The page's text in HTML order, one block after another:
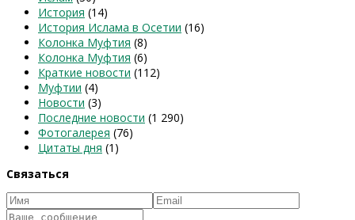
История (14)
История Ислама в Осетии (16)
Колонка Муфтия (8)
Колонка Муфтия (6)
Краткие новости (112)
Муфтии (4)
Новости (3)
Последние новости (1 290)
Фотогалерея (76)
Цитаты дня (1)
Связаться